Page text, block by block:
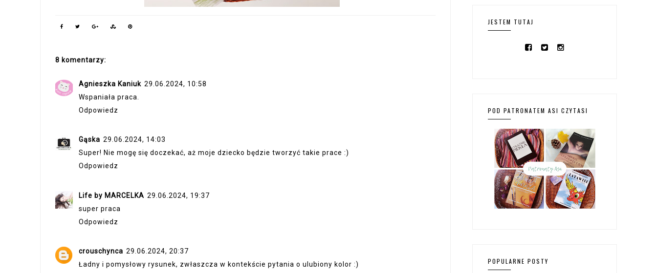
8 komentarzy:
Agnieszka Kaniuk 29.06.2024, 10:58
Wspaniała praca.
Odpowiedz
Gąska 29.06.2024, 14:03
Super! Nie mogę się doczekać, aż moje dziecko będzie tworzyć takie prace :)
Odpowiedz
Life by MARCELKA 29.06.2024, 19:37
super praca
Odpowiedz
crouschynca 29.06.2024, 20:37
Ładny i pomysłowy rysunek, zwłaszcza w kontekście pytania o ulubiony kolor :)
JESTEM TUTAJ
POD PATRONATEM ASI CZYTASI
POPULARNE POSTY